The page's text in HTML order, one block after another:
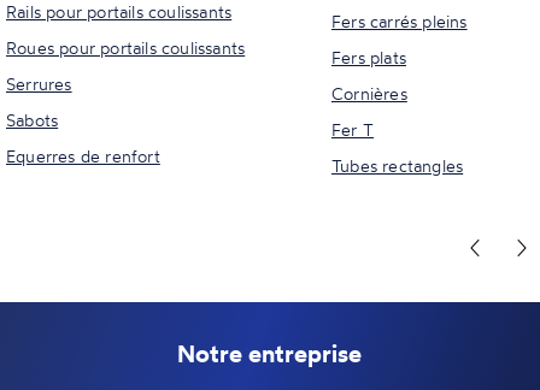
Rails pour portails coulissants
Roues pour portails coulissants
Serrures
Sabots
Equerres de renfort
Fers carrés pleins
Fers plats
Cornières
Fer T
Tubes rectangles
Notre entreprise